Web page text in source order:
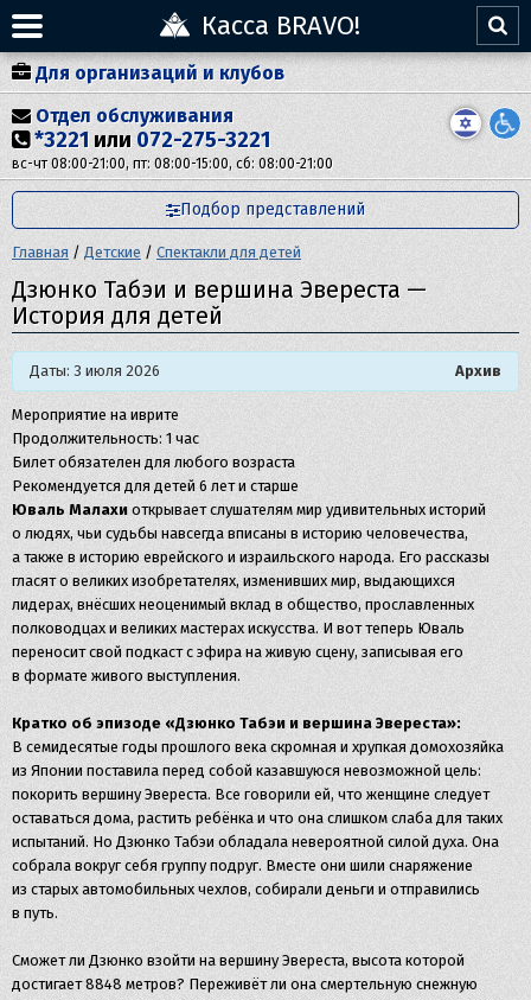
Касса BRAVO!
Для организаций и клубов
Отдел обслуживания
*3221 или 072-275-3221
вс-чт 08:00-21:00, пт: 08:00-15:00, сб: 08:00-21:00
Подбор представлений
Главная / Детские / Спектакли для детей
Дзюнко Табэи и вершина Эвереста —
История для детей
Архив
Даты: 3 июля 2026
Мероприятие на иврите
Продолжительность: 1 час
Билет обязателен для любого возраста
Рекомендуется для детей 6 лет и старше
Юваль Малахи открывает слушателям мир удивительных историй
о людях, чьи судьбы навсегда вписаны в историю человечества,
а также в историю еврейского и израильского народа. Его рассказы
гласят о великих изобретателях, изменивших мир, выдающихся
лидерах, внёсших неоценимый вклад в общество, прославленных
полководцах и великих мастерах искусства. И вот теперь Юваль
переносит свой подкаст с эфира на живую сцену, записывая его
в формате живого выступления.
Кратко об эпизоде «Дзюнко Табэи и вершина Эвереста»:
В семидесятые годы прошлого века скромная и хрупкая домохозяйка
из Японии поставила перед собой казавшуюся невозможной цель:
покорить вершину Эвереста. Все говорили ей, что женщине следует
оставаться дома, растить ребёнка и что она слишком слаба для таких
испытаний. Но Дзюнко Табэи обладала невероятной силой духа. Она
собрала вокруг себя группу подруг. Вместе они шили снаряжение
из старых автомобильных чехлов, собирали деньги и отправились
в путь.
Сможет ли Дзюнко взойти на вершину Эвереста, высота которой
достигает 8848 метров? Переживёт ли она смертельную снежную